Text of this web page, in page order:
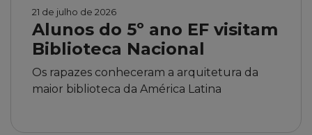
21 de julho de 2026
Alunos do 5º ano EF visitam
Biblioteca Nacional
Os rapazes conheceram a arquitetura da
maior biblioteca da América Latina